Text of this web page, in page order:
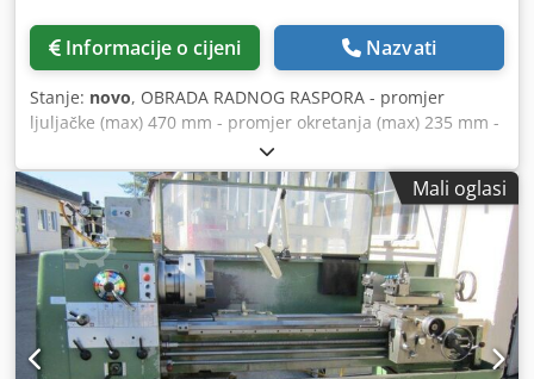
Informacije o cijeni Nazvati
Stanje: novo, OBRADA RADNOG RASPORA - promjer
ljuljačke (max) 470 mm - promjer okretanja (max) 235 mm -
duljina nosača maks. 1000 mm KLJUČ / GORNJA - ljuljačka
u otvoru 690 mm GLAVNO Vreteno - promjer provrta
vretena 58 mm - obrtaji vretena (min) 20 / min - obrtaji
vretena (maks.) 2000 / min - broj zupčanika 12 - promjer
vretena 58 mm REZANJE VIJKA SPINDLE - napredna z-osa
(min.) 0,05 mm / r - napredna z-osa (maks.) 0,82 mm / r -
napredna x osa (min.) 0,02 mm / r - napredna osi x (maks.)
0,4 mm / r TAILSTOCK - konus: MK 4 ELEKTRIČNE
SPECIFIKACIJE - ukupna potrošnja energije 5,5 kW
DIMENZIJE / TEŽINE - zahtjevi za prostorom-lijevo / desno -
Mali oglasi